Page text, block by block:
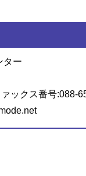
ター
ックス番号:088-